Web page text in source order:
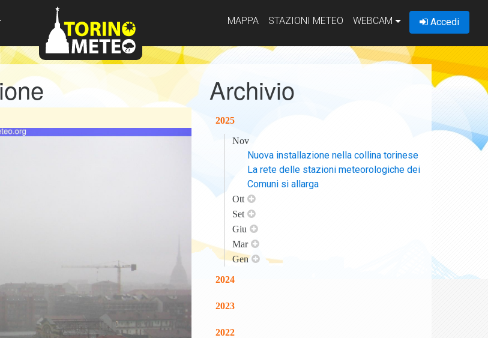
MAPPA STAZIONI METEO WEBCAM Accedi
Archivio
2025
Nov
Nuova installazione nella collina torinese
La rete delle stazioni meteorologiche dei
Comuni si allarga
Ott
Set
Giu
Mar
Gen
2024
2023
2022